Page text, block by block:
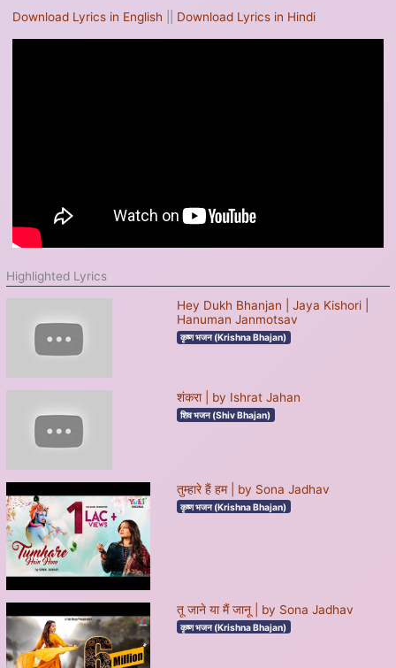
Download Lyrics in English Download Lyrics in Hindi
Highlighted Lyrics
Hey Dukh Bhanjan | Jaya Kishori |
Hanuman Janmotsav
कृष्ण भजन (Krishna Bhajan)
शंकरा | by Ishrat Jahan
शिव भजन (Shiv Bhajan)
तुम्हारे हैं हम | by Sona Jadhav
कृष्ण भजन (Krishna Bhajan)
तू जाने या मैं जानू | by Sona Jadhav
कृष्ण भजन (Krishna Bhajan)